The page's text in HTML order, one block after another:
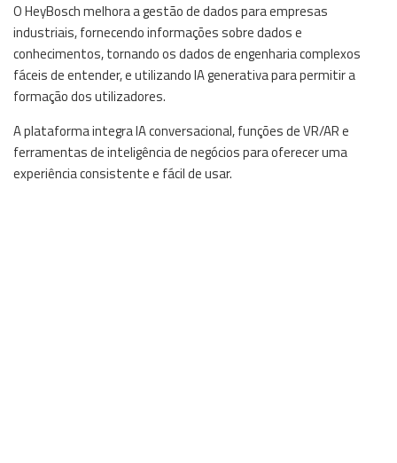
O HeyBosch melhora a gestão de dados para empresas
industriais, fornecendo informações sobre dados e
conhecimentos, tornando os dados de engenharia complexos
fáceis de entender, e utilizando IA generativa para permitir a
formação dos utilizadores.
A plataforma integra IA conversacional, funções de VR/AR e
ferramentas de inteligência de negócios para oferecer uma
experiência consistente e fácil de usar.